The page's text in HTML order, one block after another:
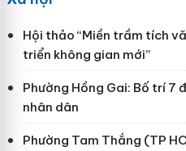
Hội thảo “Miền trầm tích
triển không gian mới”
Phường Hồng Gai: Bố trí 7
nhân dân
Phường Tam Thắng (TP